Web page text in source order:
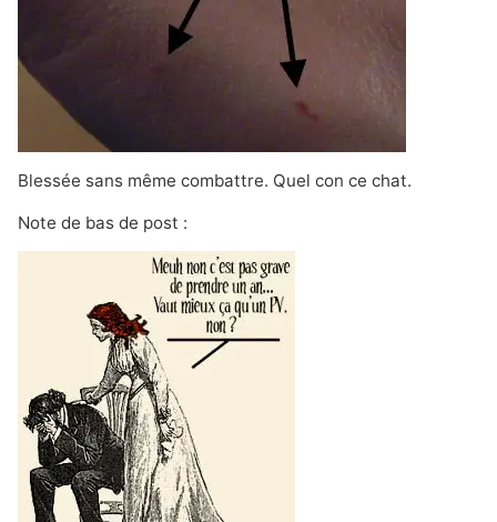
Blessée sans même combattre. Quel con ce chat.
Note de bas de post :